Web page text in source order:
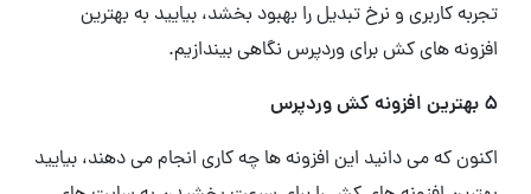
تجربه کاربری و نرخ تبدیل را بهبود بخشد، بیایید به بهترین
افزونه های کش برای وردپرس نگاهی بیندازیم.
5 بهترین افزونه کش وردپرس
اکنون که می دانید این افزونه ها چه کاری انجام می دهند، بیایید